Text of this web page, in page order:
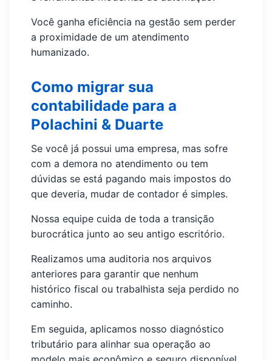
Você ganha eficiência na gestão sem perder
a proximidade de um atendimento
humanizado.
Como migrar sua
contabilidade para a
Polachini & Duarte
Se você já possui uma empresa, mas sofre
com a demora no atendimento ou tem
dúvidas se está pagando mais impostos do
que deveria, mudar de contador é simples.
Nossa equipe cuida de toda a transição
burocrática junto ao seu antigo escritório.
Realizamos uma auditoria nos arquivos
anteriores para garantir que nenhum
histórico fiscal ou trabalhista seja perdido no
caminho.
Em seguida, aplicamos nosso diagnóstico
tributário para alinhar sua operação ao